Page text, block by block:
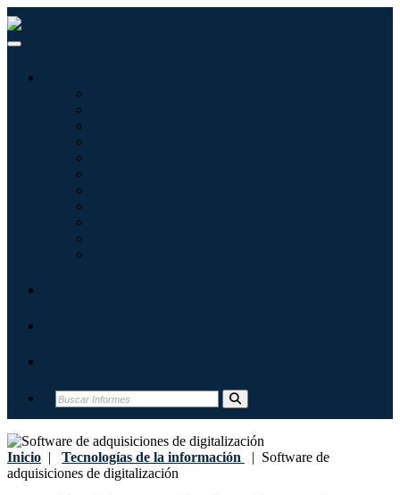
Inicio | Tecnologías de la información | Software de
adquisiciones de digitalización